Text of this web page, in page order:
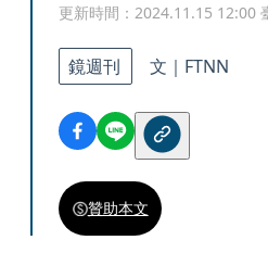
更新時間： 2024.11.15 12:00
鏡週刊 文｜ FTNN
贊助本文